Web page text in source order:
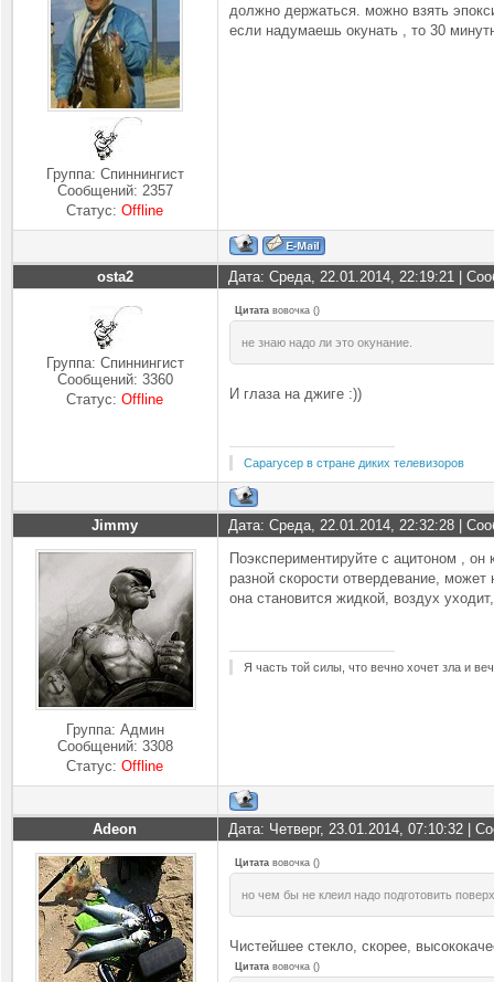
Группа: Спиннингист
Сообщений: 2357
Статус:Offline
должно держаться. можно взять
если надумаешь окунать , то 30
osta2 Дата: Среда, 22.01.2014, 22:19:21 |
Группа: Спиннингист
Сообщений: 3360
Статус:Offline
Цитата вовочка ()
не знаю надо ли это окунание.
И глаза на джиге :))
Сарагусер в стране диких телевизоров
Jimmy Дата: Среда, 22.01.2014, 22:32:28 |
Группа: Админ
Сообщений: 3308
Статус:Offline
Поэкспериментируйте с ацитоном , он
разной скорости отвердевание,
она становится жидкой, воздух
Я часть той силы, что вечно хочет зла и
Adeon Дата: Четверг, 23.01.2014, 07:10:32 |
Цитата вовочка ()
но чем бы не клеил надо подготовить
Чистейшее стекло, скорее,
Цитата вовочка ()